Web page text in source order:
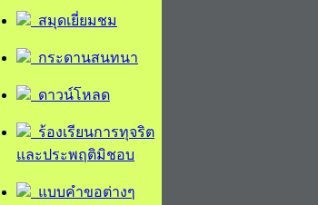
สมุดเยี่ยมชม
กระดานสนทนา
ดาวน์โหลด
ร้องเรียนการทุจริต
และประพฤติมิชอบ
แบบคำขอต่างๆ